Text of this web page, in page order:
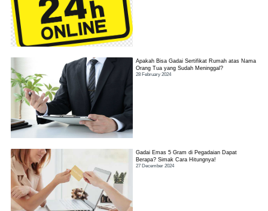
Apakah Bisa Gadai Sertifikat Rumah atas Nama
Orang Tua yang Sudah Meninggal?
28 February 2024
Gadai Emas 5 Gram di Pegadaian Dapat
Berapa? Simak Cara Hitungnya!
27 December 2024